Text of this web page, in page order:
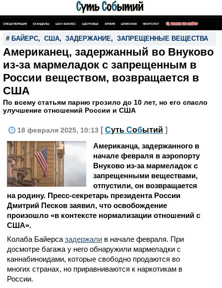
СПЕЦОПЕРАЦИЯ СКАНДАЛЫ ШОУ-БИЗНЕС ЗДОРОВЬЕ АРМИЯ ШПИОНАЖ НЕКРОЛОГ ПОИСК ПО САЙТУ
# БАЙЕРС, США, ЗАДЕРЖАНИЕ, ЗАПРЕЩЕННЫЕ ВЕЩЕСТВА
Американец, задержанный во Внуково
из-за мармеладок с запрещенным в
России веществом, возвращается в
США
По всему статьям парню грозило до 10 лет, но его спасло
улучшение отношений России и США
18 февраля 2025, 10:13 [ Суть Событий ]
Американца, задержанного в
начале февраля в аэропорту
Внуково из-за мармеладок с
запрещенными веществами,
отпустили, он возвращается
на родину. Пресс-секретарь президента России
Дмитрий Песков заявил, что освобождение
произошло «в контексте нормализации отношений с
США».
Колаба Байерса задержали в начале февраля. При
досмотре багажа у него обнаружили мармеладки с
каннабиноидами, которые свободно продаются во
многих странах, но приравниваются к наркотикам в
России.